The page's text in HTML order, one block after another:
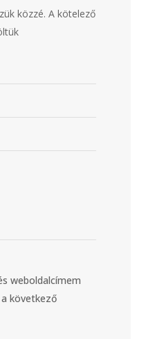
közzé. A kötelező
weboldalcímem
következő